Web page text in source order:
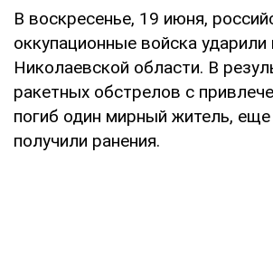
В воскресенье, 19 июня,
оккупационные войска
Николаевской области. В
ракетных обстрелов с
погиб один мирный житель,
получили ранения.